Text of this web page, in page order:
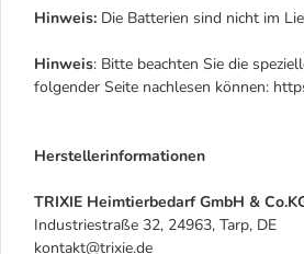
Hinweis: Die Batterien sind nicht im
Hinweis: Bitte beachten Sie die
folgender Seite nachlesen können:
Herstellerinformationen
TRIXIE Heimtierbedarf GmbH &
Industriestraße 32, 24963, Tarp, DE
kontakt@trixie.de